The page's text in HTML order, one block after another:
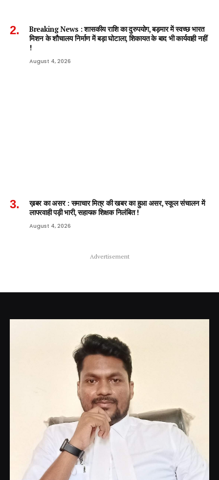
Breaking News : शासकीय राशि का दुरुपयोग, बड़मार में स्वच्छ भारत
मिशन के शौचालय निर्माण में बड़ा घोटाला, शिकायत के बाद भी कार्यवाही नहीं
!
August 4, 2026
ख़बर का असर : समाचार मित्र की खबर का हुआ असर, स्कूल संचालन में
लापरवाही पड़ी भारी, सहायक शिक्षक निलंबित !
August 4, 2026
Advertisement